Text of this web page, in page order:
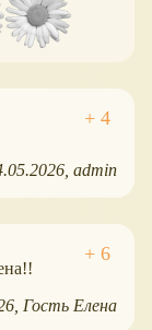
admin
Гость Елена